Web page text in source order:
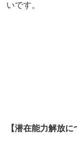
いです。
【潜在能力解放に